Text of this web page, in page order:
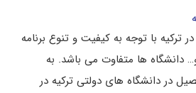
ترکیه با توجه به کیفیت و تنوع برنامه
دانشگاه ها متفاوت می باشد. به
در دانشگاه های دولتی ترکیه در